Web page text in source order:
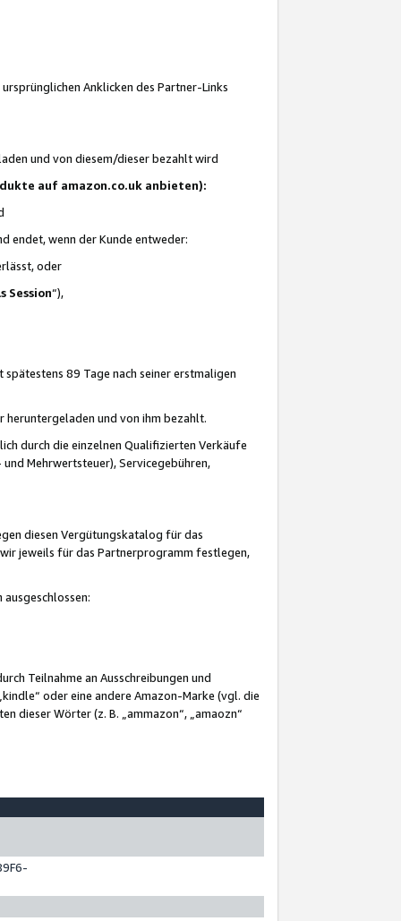
Anklicken des Partner-Links
und von diesem/dieser bezahlt wird
auf amazon.co.uk anbieten):
endet, wenn der Kunde entweder:
oder
Session“),
89 Tage nach seiner erstmaligen
und von ihm bezahlt.
durch die einzelnen Qualifizierten Verkäufe
Mehrwertsteuer), Servicegebühren,
diesen Vergütungskatalog für das
jeweils für das Partnerprogramm festlegen,
Teilnahme an Ausschreibungen und
oder eine andere Amazon-Marke (vgl. die
dieser Wörter (z. B. „ammazon“, „amaozn“